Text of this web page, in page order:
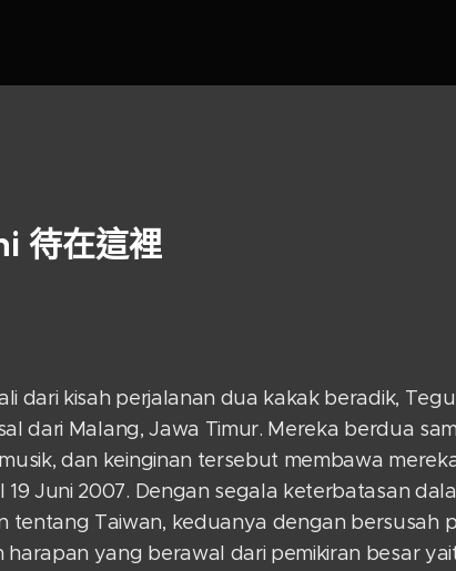
待在這裡
dari kisah perjalanan dua kakak beradik,
dari Malang, Jawa Timur. Mereka berdua
dan keinginan tersebut membawa
19 Juni 2007. Dengan segala keterbatasan
tentang Taiwan, keduanya dengan bersusah
harapan yang berawal dari pemikiran besar